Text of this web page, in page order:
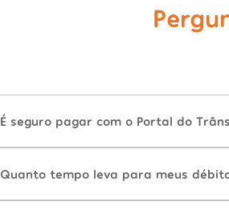
É seguro pagar com o Portal do
Quanto tempo leva para meus